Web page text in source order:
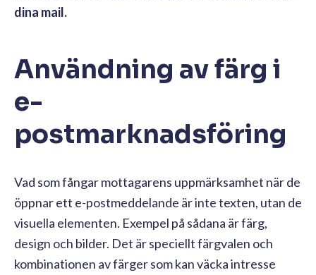
dina mail.
Användning av färg i
e-
postmarknadsföring
Vad som fångar mottagarens uppmärksamhet när de
öppnar ett e-postmeddelande är inte texten, utan de
visuella elementen. Exempel på sådana är färg,
design och bilder. Det är speciellt färgvalen och
kombinationen av färger som kan väcka intresse